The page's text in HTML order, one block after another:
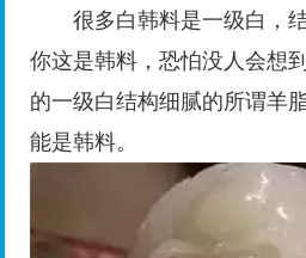
很多白韩料是一级白，结
你这是韩料，恐怕没人会想
的一级白结构细腻的所谓羊
能是韩料。